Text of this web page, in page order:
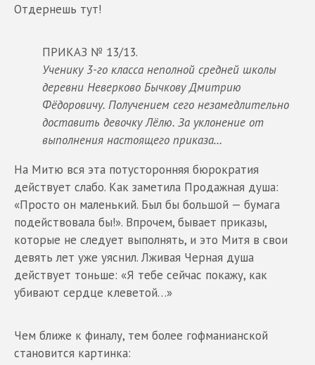
Отдернешь тут!
ПРИКАЗ № 13/13.
Ученику 3-го класса неполной средней школы
деревни Неверково Бычкову Дмитрию
Фёдоровичу. Получением сего незамедлительно
доставить девочку Лёлю. За уклонение от
выполнения настоящего приказа…
На Митю вся эта потусторонняя бюрократия
действует слабо. Как заметила Продажная душа:
«Просто он маленький. Был бы большой — бумага
подействовала бы!». Впрочем, бывает приказы,
которые не следует выполнять, и это Митя в свои
девять лет уже уяснил. Лживая Черная душа
действует тоньше: «Я тебе сейчас покажу, как
убивают сердце клеветой…»
Чем ближе к финалу, тем более гофманианской
становится картинка: